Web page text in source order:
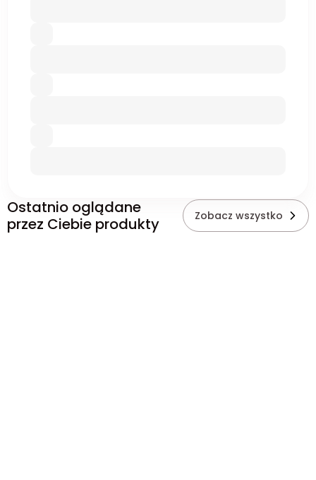
Ostatnio oglądane
przez Ciebie produkty
Zobacz wszystko